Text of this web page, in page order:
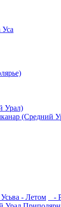
Урал)
(Средний
- Летом -